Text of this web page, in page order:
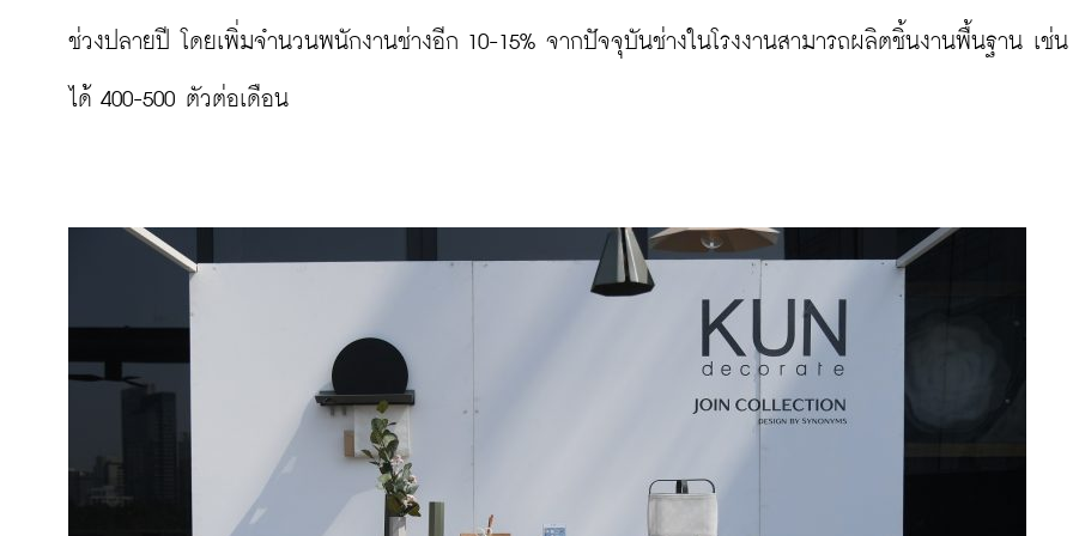
ช่วงปลายปี โดยเพิ่มจำนวนพนักงานช่างอีก 10-15% จากปัจจุบันช่างในโรงงานสามารถผลิตชิ้นงานพื้นฐาน เช่น
ได้ 400-500 ตัวต่อเดือน